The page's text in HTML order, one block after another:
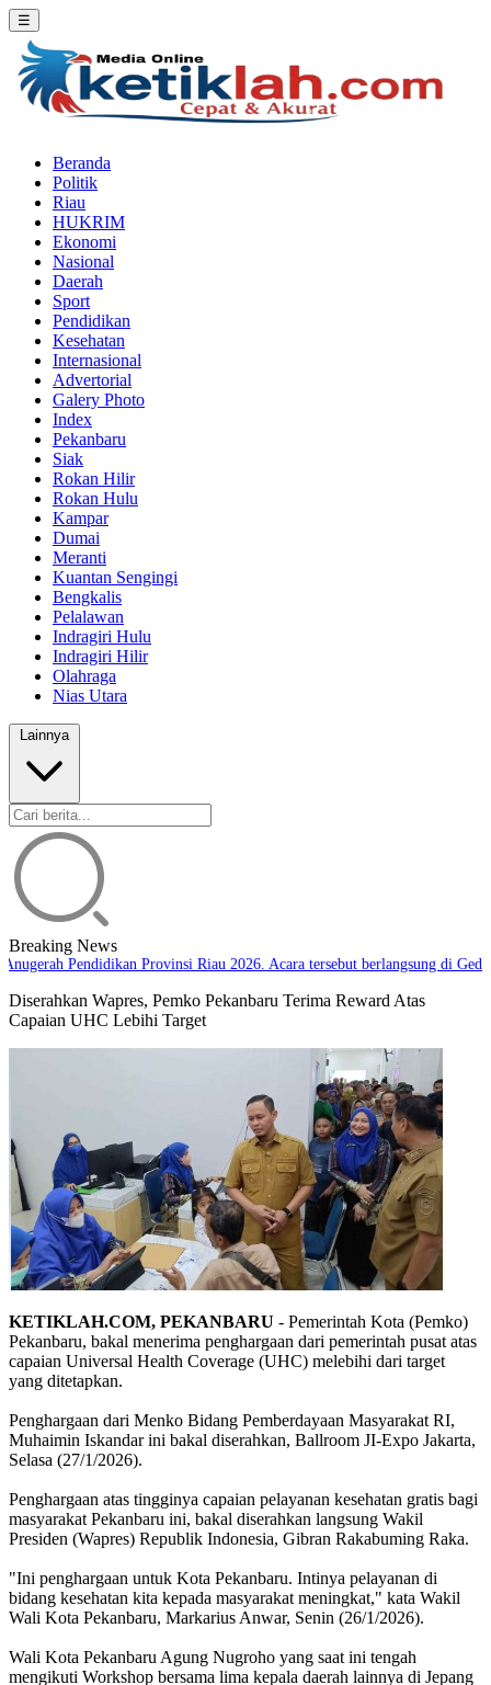
☰
Beranda
Politik
Riau
HUKRIM
Ekonomi
Nasional
Daerah
Sport
Pendidikan
Kesehatan
Internasional
Advertorial
Galery Photo
Index
Pekanbaru
Siak
Rokan Hilir
Rokan Hulu
Kampar
Dumai
Meranti
Kuantan Sengingi
Bengkalis
Pelalawan
Indragiri Hulu
Indragiri Hilir
Olahraga
Nias Utara
Lainnya
Breaking News
Pendidikan Provinsi Riau 2026. Acara tersebut berlangsung di
Diserahkan Wapres, Pemko Pekanbaru Terima Reward Atas
Capaian UHC Lebihi Target
KETIKLAH.COM, PEKANBARU - Pemerintah Kota (Pemko)
Pekanbaru, bakal menerima penghargaan dari pemerintah pusat atas
capaian Universal Health Coverage (UHC) melebihi dari target
yang ditetapkan.
Penghargaan dari Menko Bidang Pemberdayaan Masyarakat RI,
Muhaimin Iskandar ini bakal diserahkan, Ballroom JI-Expo Jakarta,
Selasa (27/1/2026).
Penghargaan atas tingginya capaian pelayanan kesehatan gratis bagi
masyarakat Pekanbaru ini, bakal diserahkan langsung Wakil
Presiden (Wapres) Republik Indonesia, Gibran Rakabuming Raka.
"Ini penghargaan untuk Kota Pekanbaru. Intinya pelayanan di
bidang kesehatan kita kepada masyarakat meningkat," kata Wakil
Wali Kota Pekanbaru, Markarius Anwar, Senin (26/1/2026).
Wali Kota Pekanbaru Agung Nugroho yang saat ini tengah
mengikuti Workshop bersama lima kepala daerah lainnya di Jepang